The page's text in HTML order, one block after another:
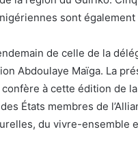
sont également
de celle de la
Abdoulaye Maïga. La
à cette édition de
États membres de
du vivre-ensemble